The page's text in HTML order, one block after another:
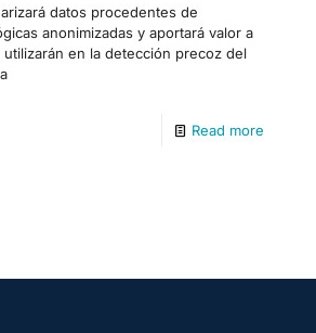
datos procedentes de
anonimizadas y aportará valor a
en la detección precoz del
Read more